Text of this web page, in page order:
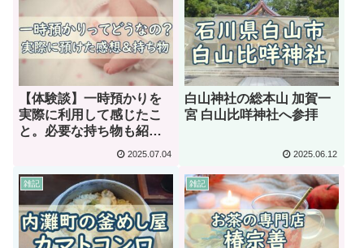
【体験談】一時預かりを
実際に利用して感じたこ
と。必要な持ち物も紹
2025.07.04
白山神社の総本山 加賀一
宮 白山比咩神社へ参拝
2025.06.12
雑記 雑記